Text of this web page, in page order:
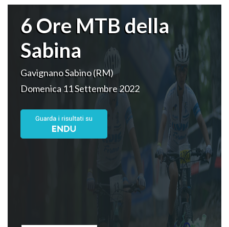
6 Ore MTB della
Sabina
Gavignano Sabino (RM)
Domenica 11 Settembre 2022